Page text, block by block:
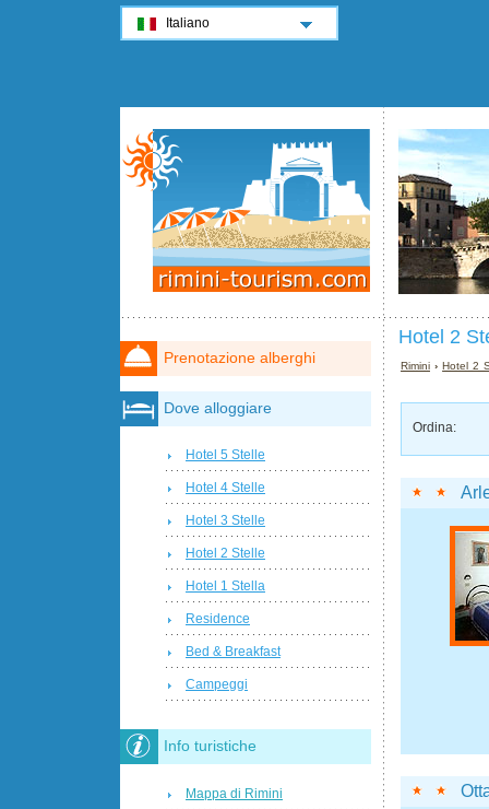
Hotel 2
Rimini ›Hotel 2
Ordina:
Prenotazione alberghi
Dove alloggiare
Hotel 5 Stelle
Hotel 4 Stelle
Hotel 3 Stelle
Hotel 2 Stelle
Hotel 1 Stella
Residence
Bed & Breakfast
Campeggi
Info turistiche
Mappa di Rimini
Italiano